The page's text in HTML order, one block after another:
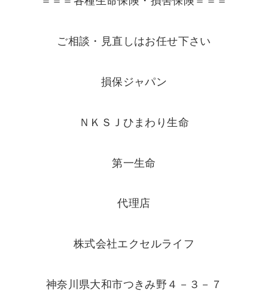
ご相談・見直しはお任せ下さい
損保ジャパン
ＮＫＳＪひまわり生命
第一生命
代理店
株式会社エクセルライフ
神奈川県大和市つきみ野４－３－７